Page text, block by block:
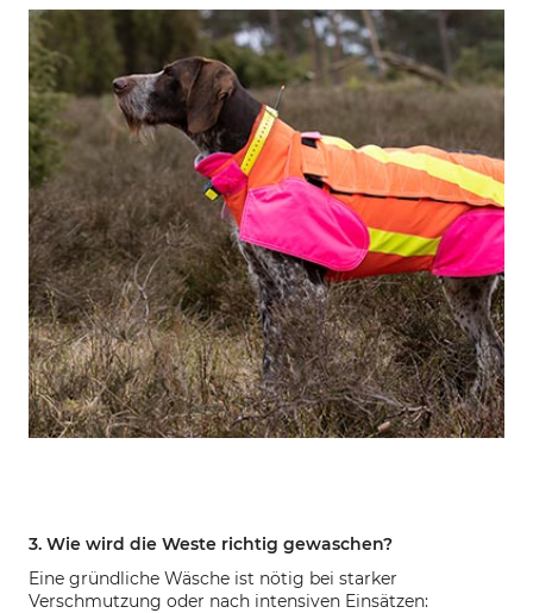
3. Wie wird die Weste richtig gewaschen?
Eine gründliche Wäsche ist nötig bei starker
Verschmutzung oder nach intensiven Einsätzen: